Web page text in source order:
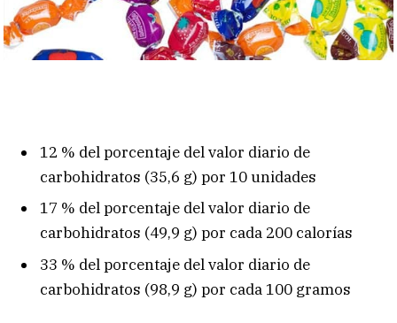
12 % del porcentaje del valor diario de
carbohidratos (35,6 g) por 10 unidades
17 % del porcentaje del valor diario de
carbohidratos (49,9 g) por cada 200 calorías
33 % del porcentaje del valor diario de
carbohidratos (98,9 g) por cada 100 gramos